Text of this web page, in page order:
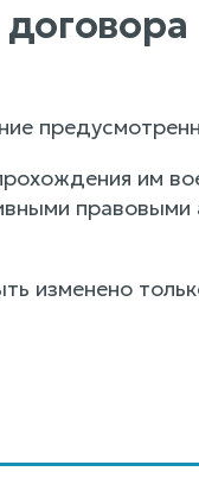
им
правовыми
изменено